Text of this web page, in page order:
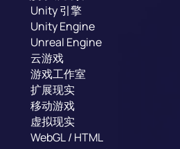
Unity 引擎
Unity Engine
Unreal Engine
云游戏
游戏工作室
扩展现实
移动游戏
虚拟现实
WebGL / HTML